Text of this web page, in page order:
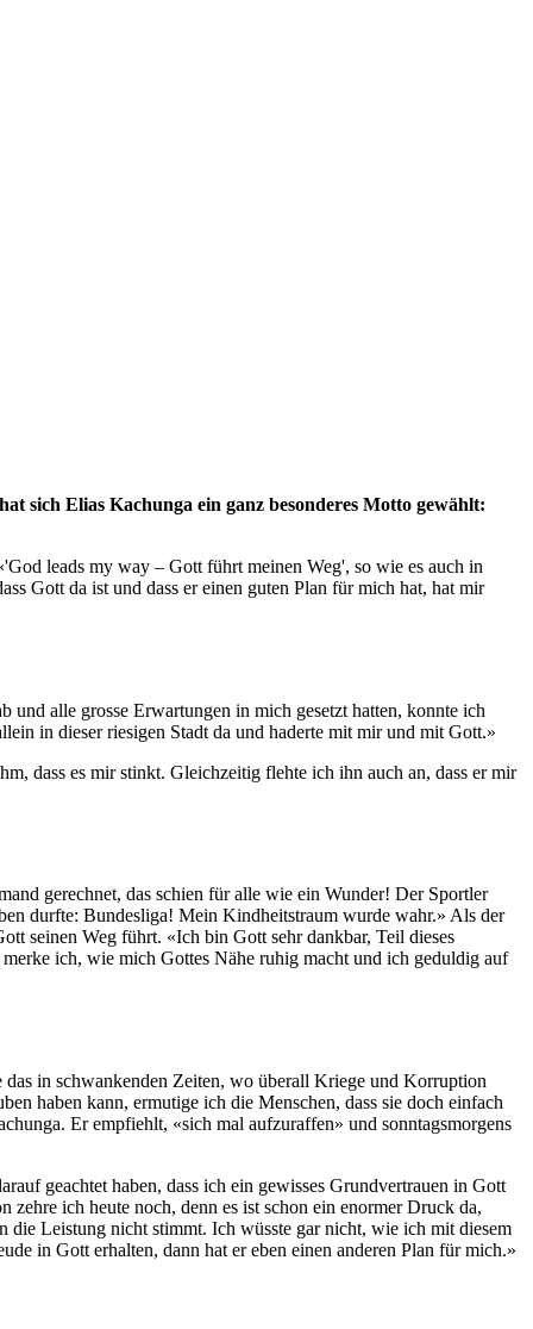
sich Elias Kachunga ein ganz besonderes Motto gewählt:
leads my way – Gott führt meinen Weg', so wie es auch in
Gott da ist und dass er einen guten Plan für mich hat, hat mir
alle grosse Erwartungen in mich gesetzt hatten, konnte ich
in dieser riesigen Stadt da und haderte mit mir und mit Gott.»
dass es mir stinkt. Gleichzeitig flehte ich ihn auch an, dass er mir
gerechnet, das schien für alle wie ein Wunder! Der Sportler
durfte: Bundesliga! Mein Kindheitstraum wurde wahr.» Als der
seinen Weg führt. «Ich bin Gott sehr dankbar, Teil dieses
ich, wie mich Gottes Nähe ruhig macht und ich geduldig auf
in schwankenden Zeiten, wo überall Kriege und Korruption
haben kann, ermutige ich die Menschen, dass sie doch einfach
Er empfiehlt, «sich mal aufzuraffen» und sonntagsmorgens
geachtet haben, dass ich ein gewisses Grundvertrauen in Gott
ich heute noch, denn es ist schon ein enormer Druck da,
die Leistung nicht stimmt. Ich wüsste gar nicht, wie ich mit diesem
in Gott erhalten, dann hat er eben einen anderen Plan für mich.»